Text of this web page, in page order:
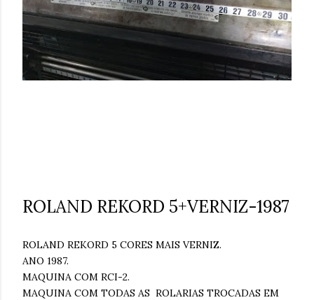
ROLAND REKORD 5+VERNIZ-1987
ROLAND REKORD 5 CORES MAIS VERNIZ.
ANO 1987.
MAQUINA COM RCI-2.
MAQUINA COM TODAS AS ROLARIAS TROCADAS EM